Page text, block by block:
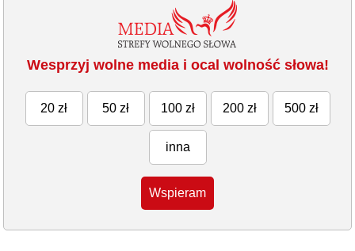
Wesprzyj wolne media i ocal wolność słowa!
20 zł 50 zł 100 zł 200 zł 500 zł
inna
Wspieram